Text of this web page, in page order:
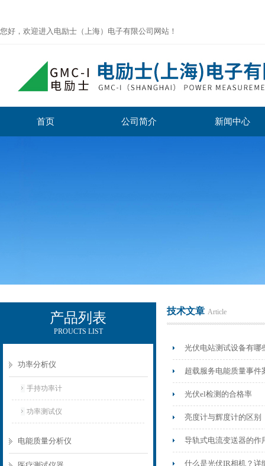
您好，欢迎进入电励士（上海）电子有限公司网站！
首页 公司简介 新闻中心
产品列表
PROUCTS LIST
功率分析仪
手持功率计
功率测试仪
电能质量分析仪
技术文章 Article
光伏电站测试设备有哪
超载服务电能质量事件
光伏el检测的合格率
亮度计与辉度计的区别
导轨式电流变送器的作
什么是光伏IR相机？详